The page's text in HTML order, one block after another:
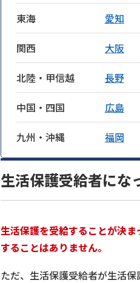
東海 愛知
関西 大阪
北陸・甲信越 長野
中国・四国 広島
九州・沖縄 福岡
生活保護受給者にな
生活保護を受給することが決
することはありません。
ただ、生活保護受給者が生活